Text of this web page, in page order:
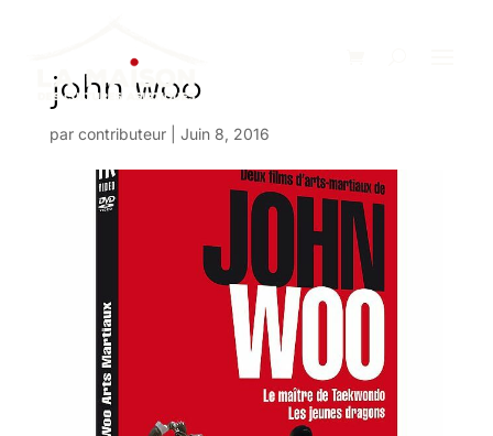
john woo
par contributeur| Juin 8, 2016